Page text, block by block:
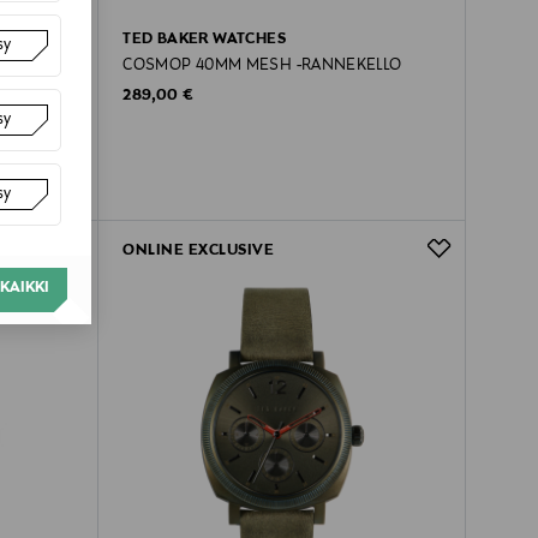
TED BAKER WATCHES
COSMOP 40MM MESH -RANNEKELLO
Original Price
289,00 €
ONLINE EXCLUSIVE